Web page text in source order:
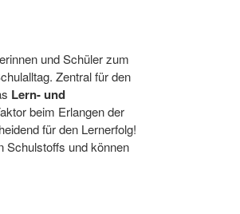
und Schüler zum
Zentral für den
Lern- und
beim Erlangen der
für den Lernerfolg!
Schulstoffs und können